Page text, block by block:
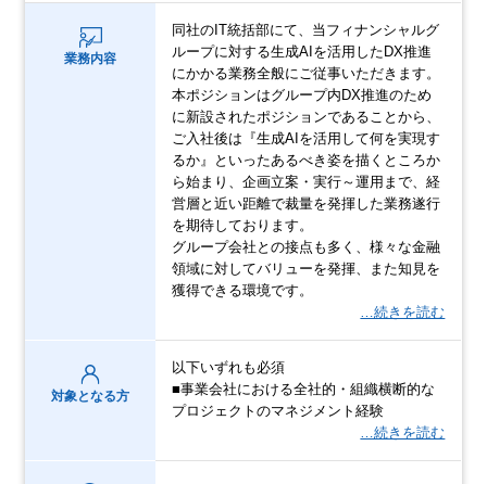
業務内容
同社のIT統括部にて、当フィナンシャルグ
ループに対する生成AIを活用したDX推進
にかかる業務全般にご従事いただきます。
本ポジションはグループ内DX推進のため
に新設されたポジションであることから、
ご入社後は『生成AIを活用して何を実現す
るか』といったあるべき姿を描くところか
ら始まり、企画立案・実行～運用まで、経
営層と近い距離で裁量を発揮した業務遂行
を期待しております。
グループ会社との接点も多く、様々な金融
領域に対してバリューを発揮、また知見を
獲得できる環境です。
…続きを読む
対象となる方
以下いずれも必須
■事業会社における全社的・組織横断的な
プロジェクトのマネジメント経験
…続きを読む